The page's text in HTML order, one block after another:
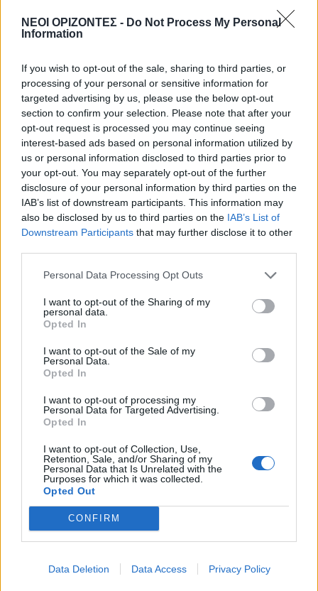
ΝΕΟΙ ΟΡΙΖΟΝΤΕΣ - Do Not Process My Personal
Information
If you wish to opt-out of the sale, sharing to third parties, or
processing of your personal or sensitive information for
targeted advertising by us, please use the below opt-out
section to confirm your selection. Please note that after your
opt-out request is processed you may continue seeing
interest-based ads based on personal information utilized by
us or personal information disclosed to third parties prior to
your opt-out. You may separately opt-out of the further
disclosure of your personal information by third parties on the
IAB’s list of downstream participants. This information may
also be disclosed by us to third parties on the IAB’s List of
Downstream Participants that may further disclose it to other
Personal Data Processing Opt Outs
I want to opt-out of the Sharing of my
personal data.
Opted In
I want to opt-out of the Sale of my
Personal Data.
Opted In
I want to opt-out of processing my
Personal Data for Targeted Advertising.
Opted In
I want to opt-out of Collection, Use,
Retention, Sale, and/or Sharing of my
Personal Data that Is Unrelated with the
Purposes for which it was collected.
Opted Out
CONFIRM
Data Deletion Data Access Privacy Policy
6 Αυγούστου 2026 08:06
Δημοφιλή αυτή την εβδομάδα